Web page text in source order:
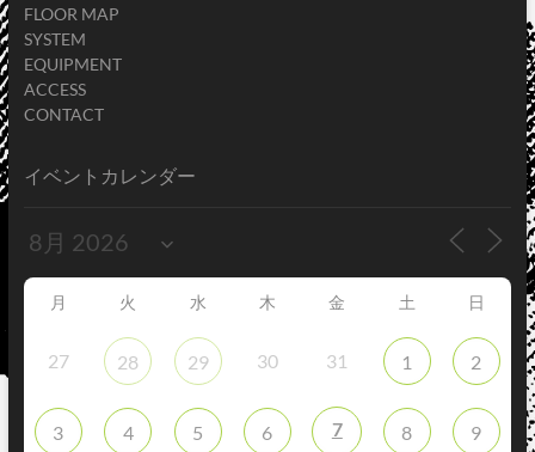
FLOOR MAP
SYSTEM
EQUIPMENT
ACCESS
CONTACT
イベントカレンダー
月 火 水 木 金 土 日
27 28 29 30 31 1 2
3 4 5 6 7 8 9